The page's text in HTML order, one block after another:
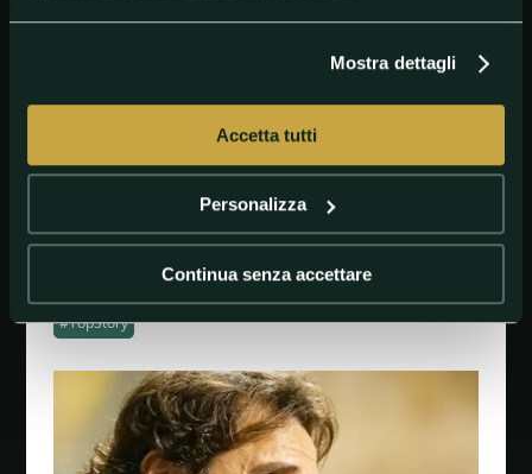
Mostra dettagli
Accetta tutti
Personalizza
Continua senza accettare
con riprese che vanno oltre le piùottimistiche
peggioramenti improvvisiche possono
l’ottimismo ma allo stesso tempo neppure cadere nel
peggior pessimismo se Alex ha avuto un
aggravamento ed è tornato in terapia intensiva.
Passaggi del genere potrebbero accadere ancora per
un anno, la letteratura scientifica ce lo insegna".
#AlessandroZanardi #AltriSport
#Ciclismosustrada
#TopStory